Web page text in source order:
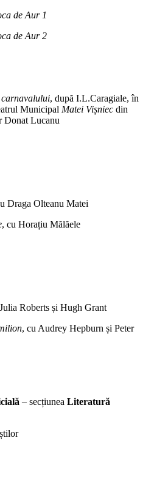
de Aur 1
de Aur 2
, după I.L.Caragiale, în
Municipal Matei Vișniec din
Donat Lucanu
Draga Olteanu Matei
, cu Horațiu Mălăele
Roberts și Hugh Grant
, cu Audrey Hepburn și Peter
– secțiunea Literatură